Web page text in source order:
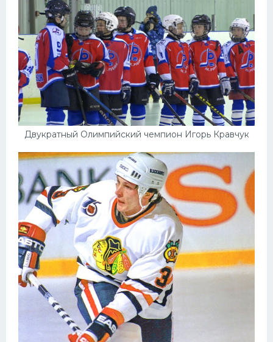
Двукратный Олимпийский чемпион Игорь Кравчук